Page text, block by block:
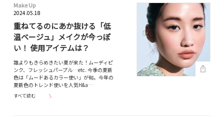
Make Up
2024.05.18
重ねてるのにあか抜ける「低
温ベージュ」メイクが今っぽ
い！ 使用アイテムは？
誰よりもきらめきたい夏が来た！ムーディピ
ンク、フレッシュパープル…etc. 今季の夏新
色は「ムードあるカラー使い」が旬。今年の
夏新色のトレンド使いを人気H&a…
すべて読む